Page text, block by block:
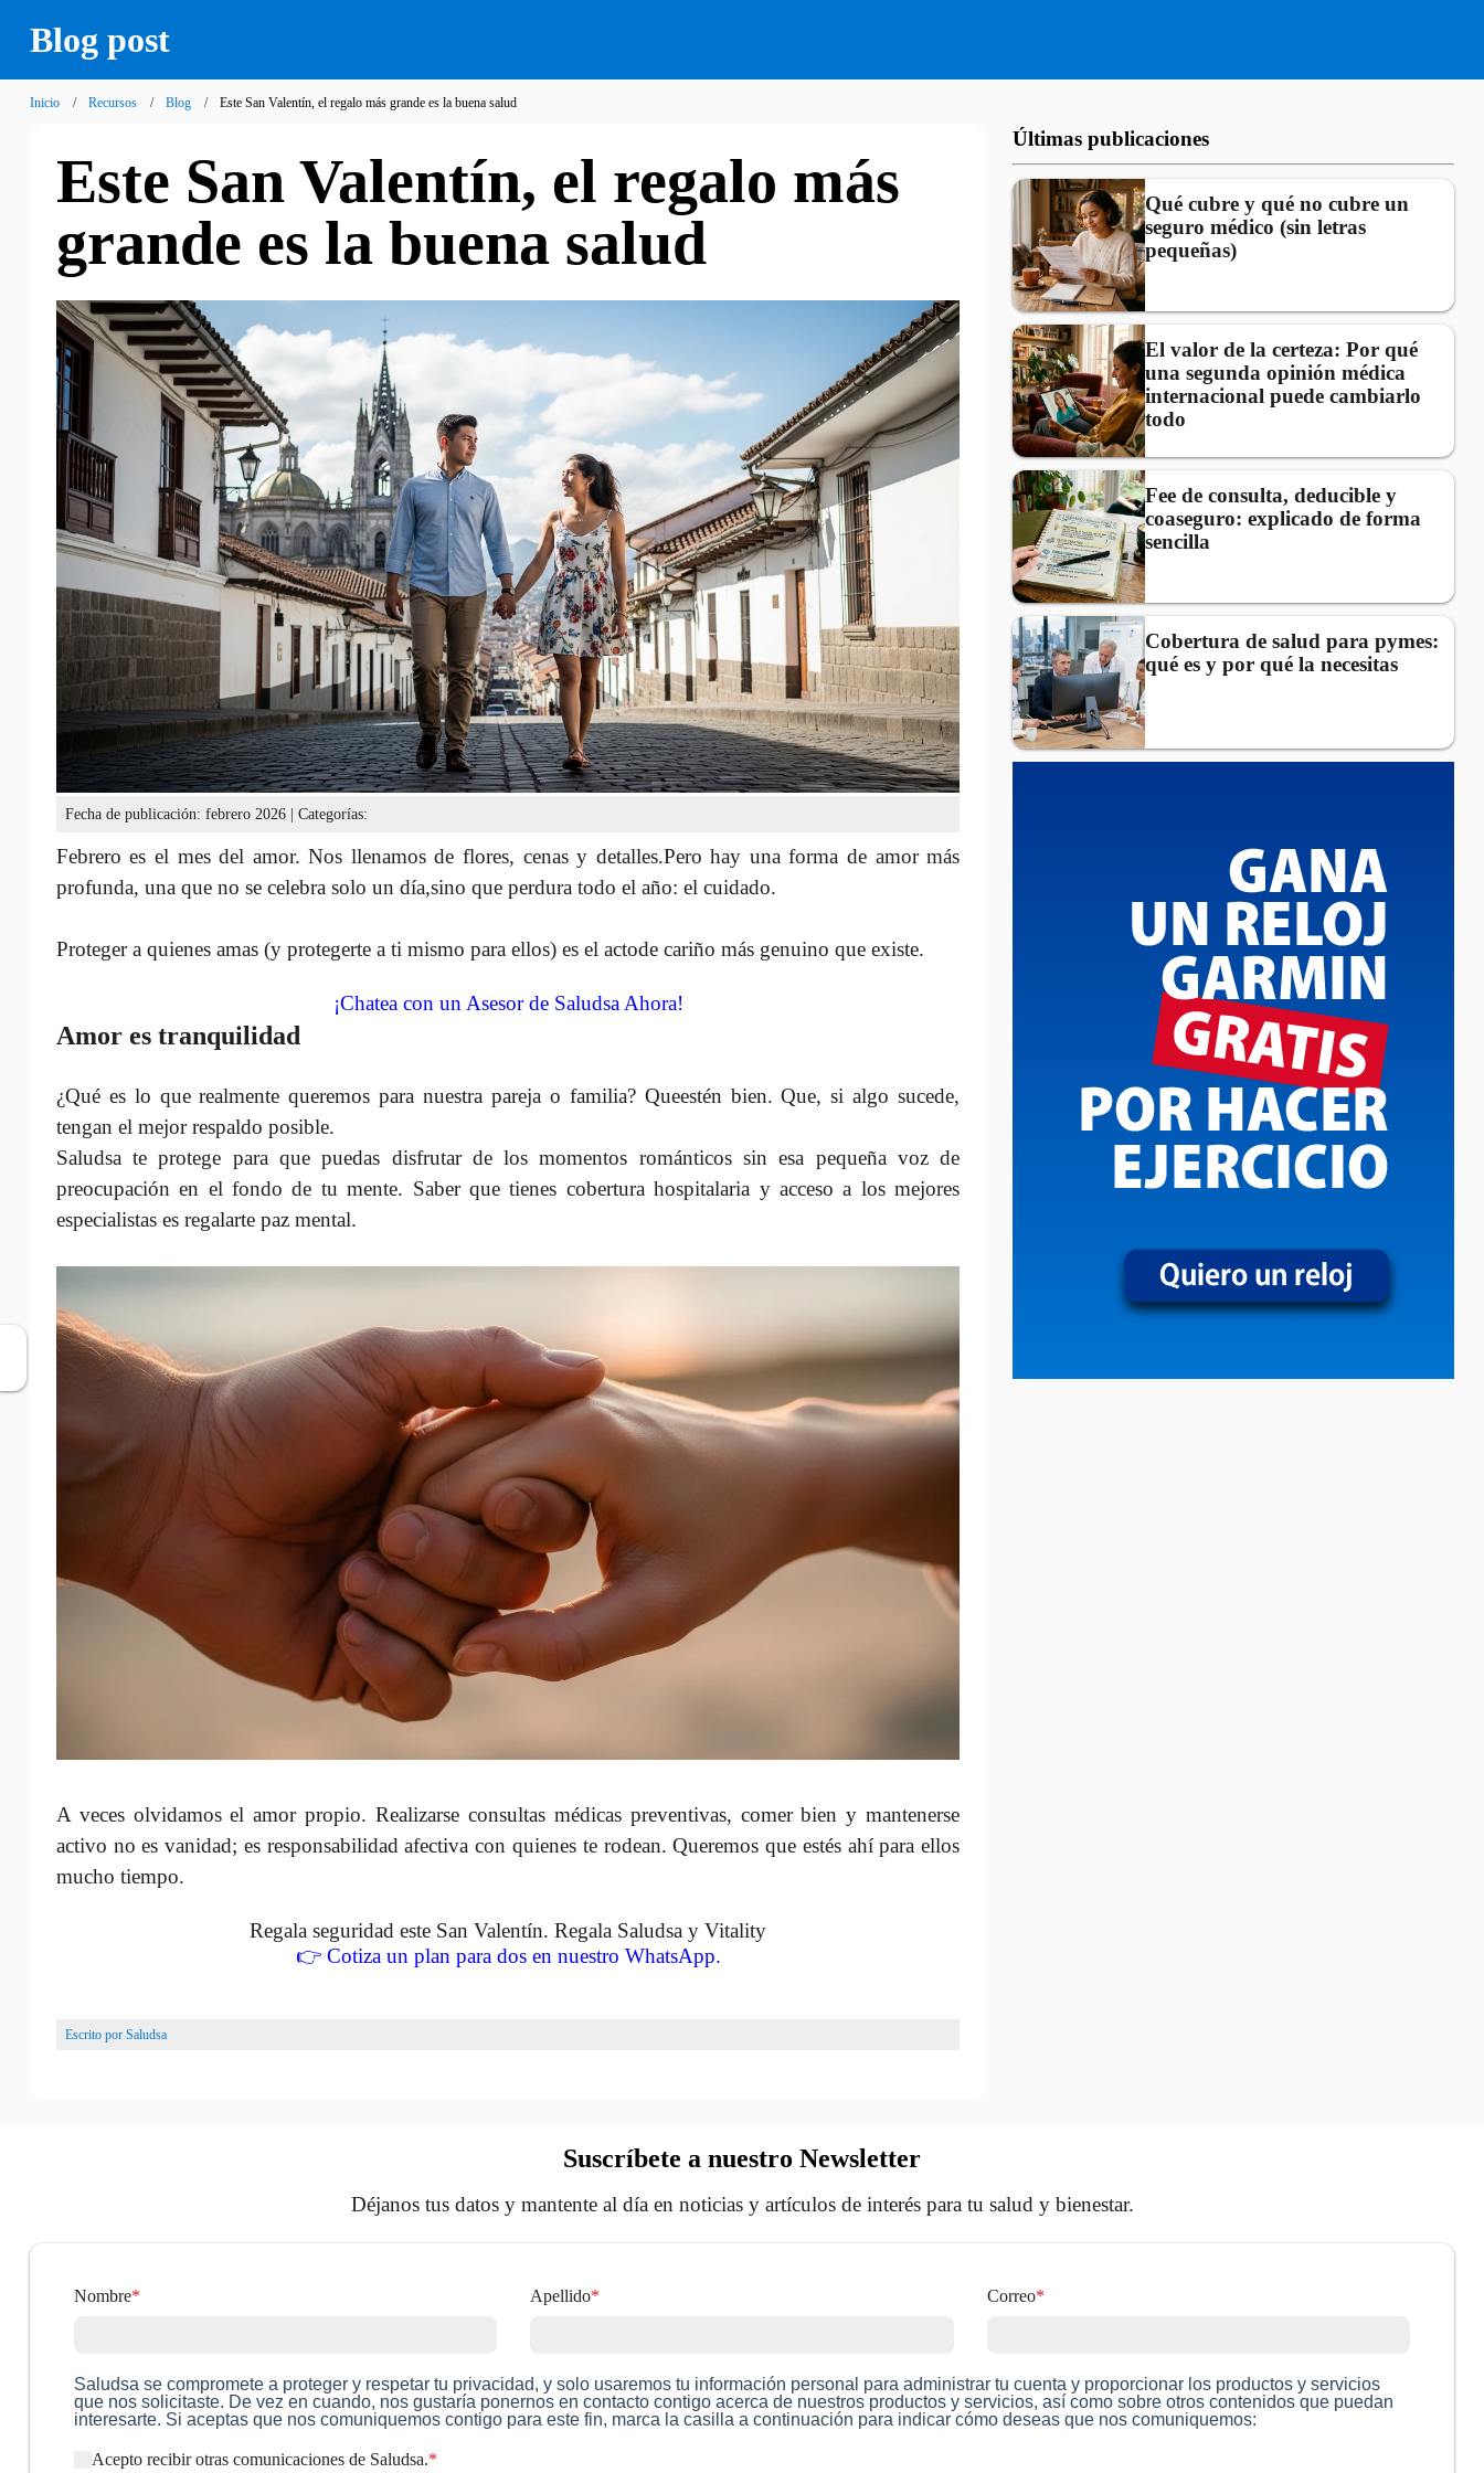
Blog post
Inicio Recursos Blog Este San Valentín, el regalo más grande es la buena salud
Este San Valentín, el regalo más
grande es la buena salud
Fecha de publicación: febrero 2026 | Categorías:
Febrero es el mes del amor. Nos llenamos de flores, cenas y detalles.Pero hay una forma de amor más
profunda, una que no se celebra solo un día,sino que perdura todo el año: el cuidado.
Proteger a quienes amas (y protegerte a ti mismo para ellos) es el actode cariño más genuino que existe.
¡Chatea con un Asesor de Saludsa Ahora!
Amor es tranquilidad
¿Qué es lo que realmente queremos para nuestra pareja o familia? Queestén bien. Que, si algo sucede,
tengan el mejor respaldo posible.
Saludsa te protege para que puedas disfrutar de los momentos románticos sin esa pequeña voz de
preocupación en el fondo de tu mente. Saber que tienes cobertura hospitalaria y acceso a los mejores
especialistas es regalarte paz mental.
A veces olvidamos el amor propio. Realizarse consultas médicas preventivas, comer bien y mantenerse
activo no es vanidad; es responsabilidad afectiva con quienes te rodean. Queremos que estés ahí para ellos
mucho tiempo.
Regala seguridad este San Valentín. Regala Saludsa y Vitality
👉 Cotiza un plan para dos en nuestro WhatsApp.
Escrito por Saludsa
Últimas publicaciones
Qué cubre y qué no cubre un
seguro médico (sin letras
pequeñas)
El valor de la certeza: Por qué
una segunda opinión médica
internacional puede cambiarlo
todo
Fee de consulta, deducible y
coaseguro: explicado de forma
sencilla
Cobertura de salud para pymes:
qué es y por qué la necesitas
Suscríbete a nuestro Newsletter
Déjanos tus datos y mantente al día en noticias y artículos de interés para tu salud y bienestar.
Nombre* Apellido* Correo*
Saludsa se compromete a proteger y respetar tu privacidad, y solo usaremos tu información personal para administrar tu cuenta y proporcionar los productos y servicios
que nos solicitaste. De vez en cuando, nos gustaría ponernos en contacto contigo acerca de nuestros productos y servicios, así como sobre otros contenidos que puedan
interesarte. Si aceptas que nos comuniquemos contigo para este fin, marca la casilla a continuación para indicar cómo deseas que nos comuniquemos:
Acepto recibir otras comunicaciones de Saludsa.*